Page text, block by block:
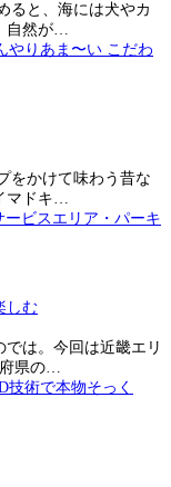
ると、海には犬やカ
自然が…
をかけて味わう昔な
マドキ…
しむ
は。今回は近畿エリ
府県の…